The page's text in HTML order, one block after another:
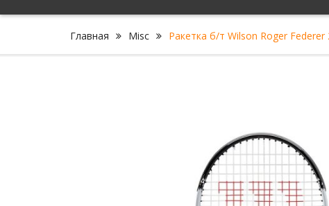
Главная Misc Ракетка б/т Wilson Roger